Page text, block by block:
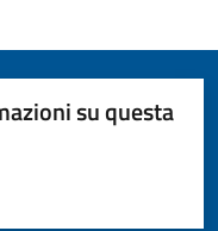
su questa